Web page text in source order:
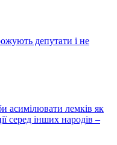
депутати і не
асимілювати лемків як
серед інших народів –